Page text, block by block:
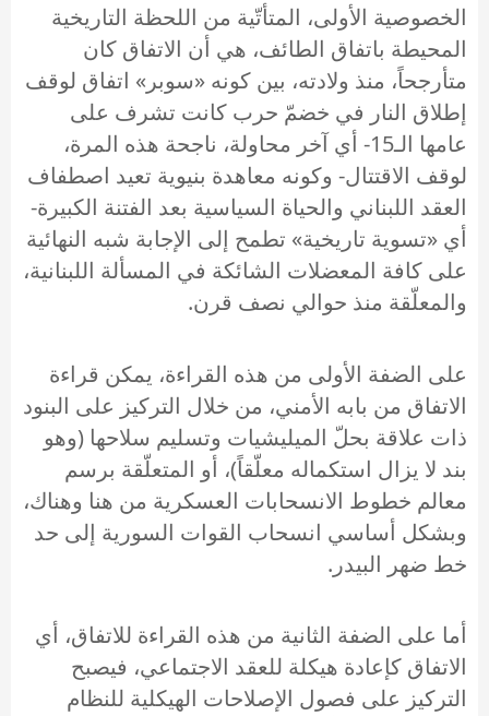
الخصوصية الأولى، المتأتّية من اللحظة التاريخية
المحيطة باتفاق الطائف، هي أن الاتفاق كان
متأرجحاً، منذ ولادته، بين كونه «سوبر» اتفاق لوقف
إطلاق النار في خضمّ حرب كانت تشرف على
عامها الـ15- أي آخر محاولة، ناجحة هذه المرة،
لوقف الاقتتال- وكونه معاهدة بنيوية تعيد اصطفاف
العقد اللبناني والحياة السياسية بعد الفتنة الكبيرة-
أي «تسوية تاريخية» تطمح إلى الإجابة شبه النهائية
على كافة المعضلات الشائكة في المسألة اللبنانية،
والمعلّقة منذ حوالي نصف قرن.
على الضفة الأولى من هذه القراءة، يمكن قراءة
الاتفاق من بابه الأمني، من خلال التركيز على البنود
ذات علاقة بحلّ الميليشيات وتسليم سلاحها (وهو
بند لا يزال استكماله معلّقاً)، أو المتعلّقة برسم
معالم خطوط الانسحابات العسكرية من هنا وهناك،
وبشكل أساسي انسحاب القوات السورية إلى حد
خط ضهر البيدر.
أما على الضفة الثانية من هذه القراءة للاتفاق، أي
الاتفاق كإعادة هيكلة للعقد الاجتماعي، فيصبح
التركيز على فصول الإصلاحات الهيكلية للنظام